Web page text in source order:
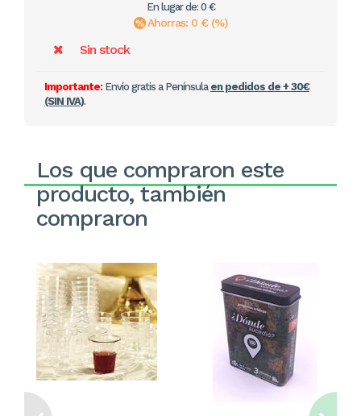
En lugar de: 0 €
Ahorras: 0 € (%)
Sin stock
Importante:Envío gratis a Península en pedidos de + 30€
(SIN IVA).
Los que compraron este
producto, también
compraron